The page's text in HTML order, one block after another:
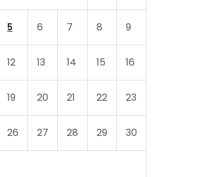
5 6 7 8 9
12 13 14 15 16
19 20 21 22 23
26 27 28 29 30